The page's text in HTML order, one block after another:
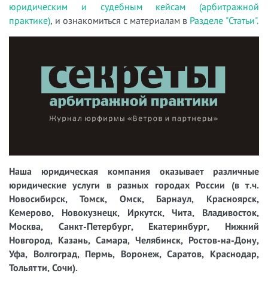
юридическим и судебным кейсам (арбитражной
практике), и ознакомиться с материалам в Разделе "Статьи".
Наша юридическая компания оказывает различные
юридические услуги в разных городах России (в т.ч.
Новосибирск, Томск, Омск, Барнаул, Красноярск,
Кемерово, Новокузнецк, Иркутск, Чита, Владивосток,
Москва, Санкт-Петербург, Екатеринбург, Нижний
Новгород, Казань, Самара, Челябинск, Ростов-на-Дону,
Уфа, Волгоград, Пермь, Воронеж, Саратов, Краснодар,
Тольятти, Сочи).